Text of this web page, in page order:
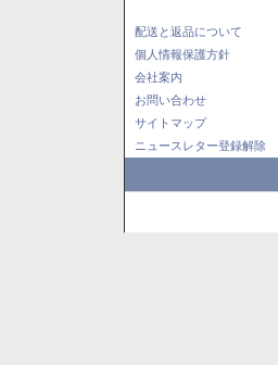
配送と返品について
個人情報保護方針
会社案内
お問い合わせ
サイトマップ
ニュースレター登録解除